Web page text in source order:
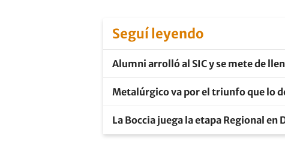
Seguí leyendo
Alumni arrolló al SIC y se mete de
Metalúrgico va por el triunfo que lo
La Boccia juega la etapa Regional en